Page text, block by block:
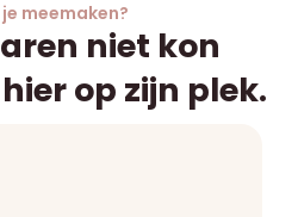
meemaken?
niet kon
op zijn plek.